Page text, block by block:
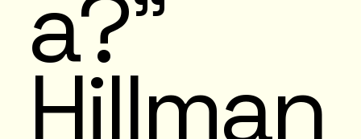
a?"
Hillman